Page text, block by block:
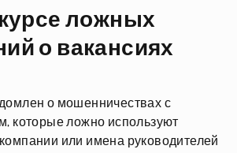
ложных
о вакансиях
о мошенничествах с
которые ложно используют
или имена руководителей